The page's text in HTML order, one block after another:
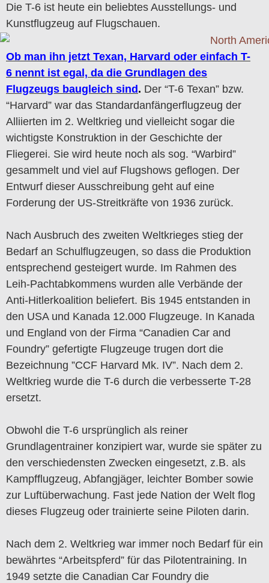
Die T-6 ist heute ein beliebtes Ausstellungs- und
Kunstflugzeug auf Flugschauen.
Ob man ihn jetzt Texan, Harvard oder einfach T-
6 nennt ist egal, da die Grundlagen des
Flugzeugs baugleich sind. Der “T-6 Texan” bzw.
“Harvard” war das Standardanfängerflugzeug der
Alliierten im 2. Weltkrieg und vielleicht sogar die
wichtigste Konstruktion in der Geschichte der
Fliegerei. Sie wird heute noch als sog. “Warbird”
gesammelt und viel auf Flugshows geflogen. Der
Entwurf dieser Ausschreibung geht auf eine
Forderung der US-Streitkräfte von 1936 zurück.
Nach Ausbruch des zweiten Weltkrieges stieg der
Bedarf an Schulflugzeugen, so dass die Produktion
entsprechend gesteigert wurde. Im Rahmen des
Leih-Pachtabkommens wurden alle Verbände der
Anti-Hitlerkoalition beliefert. Bis 1945 entstanden in
den USA und Kanada 12.000 Flugzeuge. In Kanada
und England von der Firma “Canadien Car and
Foundry” gefertigte Flugzeuge trugen dort die
Bezeichnung ”CCF Harvard Mk. IV”. Nach dem 2.
Weltkrieg wurde die T-6 durch die verbesserte T-28
ersetzt.
Obwohl die T-6 ursprünglich als reiner
Grundlagentrainer konzipiert war, wurde sie später zu
den verschiedensten Zwecken eingesetzt, z.B. als
Kampfflugzeug, Abfangjäger, leichter Bomber sowie
zur Luftüberwachung. Fast jede Nation der Welt flog
dieses Flugzeug oder trainierte seine Piloten darin.
Nach dem 2. Weltkrieg war immer noch Bedarf für ein
bewährtes “Arbeitspferd” für das Pilotentraining. In
1949 setzte die Canadian Car Foundry die